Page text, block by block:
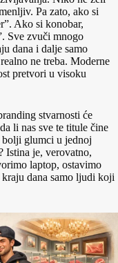
Pa zato, ako si
Ako si konobar,
Sve zvuči mnogo
dana i dalje samo
ne treba. Moderne
pretvori u visoku
stvarnosti će
li nas sve te titule čine
glumci u jednoj
Istina je, verovatno,
laptop, ostavimo
kraju dana samo ljudi koji